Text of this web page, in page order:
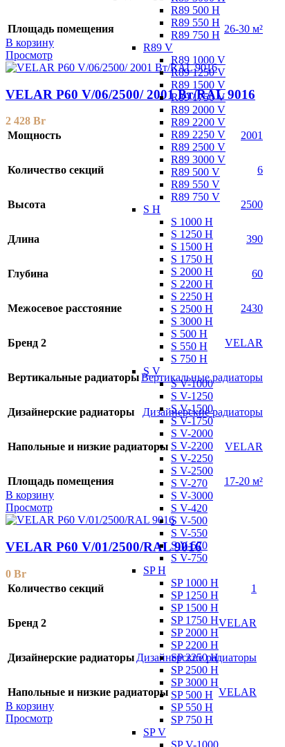
R89 500 H
R89 550 H
R89 750 H
R89 V
R89 1000 V
R89 1250 V
R89 1500 V
R89 1750 V
R89 2000 V
R89 2200 V
R89 2250 V
R89 2500 V
R89 3000 V
R89 500 V
R89 550 V
R89 750 V
S H
S 1000 H
S 1250 H
S 1500 H
S 1750 H
S 2000 H
S 2200 H
S 2250 H
S 2500 H
S 3000 H
S 500 H
S 550 H
S 750 H
S V
S V-1000
S V-1250
S V-1500
S V-1750
S V-2000
S V-2200
S V-2250
S V-2500
S V-270
S V-3000
S V-420
S V-500
S V-550
S V-570
S V-750
SP H
SP 1000 H
SP 1250 H
SP 1500 H
SP 1750 H
SP 2000 H
SP 2200 H
SP 2250 H
SP 2500 H
SP 3000 H
SP 500 H
SP 550 H
SP 750 H
SP V
SP V-1000
Площадь помещения
26-30 м²
В корзину
Просмотр
VELAR P60 V/06/2500/ 2001 Bт/RAL 9016
2 428 Br
Мощность
2001
Количество секций 6
Высота 2500
Длина 390
Глубина 60
Межосевое расстояние 2430
Бренд 2 VELAR
Вертикальные радиаторыВертикальные радиаторы
Дизайнерские радиаторы Дизайнерские радиаторы
Напольные и низкие радиаторы VELAR
Площадь помещения
17-20 м²
В корзину
Просмотр
VELAR P60 V/01/2500/RAL 9016
0 Br
Количество секций
1
Бренд 2 VELAR
Дизайнерские радиаторы Дизайнерские радиаторы
Напольные и низкие радиаторы
VELAR
В корзину
Просмотр